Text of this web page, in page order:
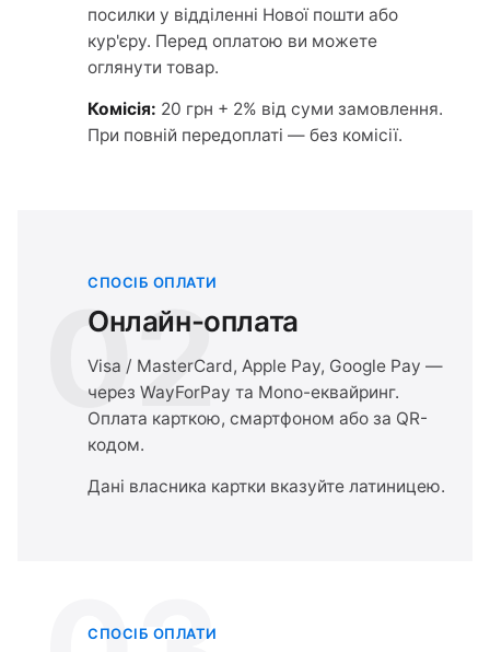
посилки у відділенні Нової пошти або
кур'єру. Перед оплатою ви можете
оглянути товар.
Комісія: 20 грн + 2% від суми замовлення.
При повній передоплаті — без комісії.
02
СПОСІБ ОПЛАТИ
Онлайн-оплата
Visa / MasterCard, Apple Pay, Google Pay —
через WayForPay та Mono-еквайринг.
Оплата карткою, смартфоном або за QR-
кодом.
Дані власника картки вказуйте латиницею.
СПОСІБ ОПЛАТИ